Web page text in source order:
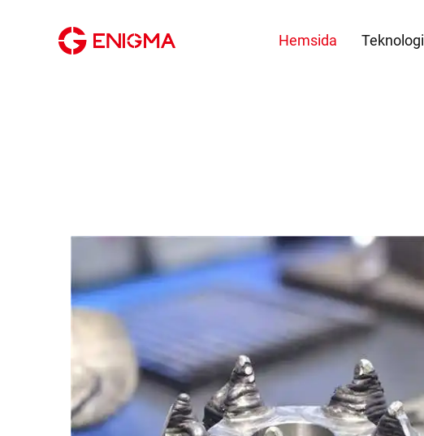
Hemsida Teknologi